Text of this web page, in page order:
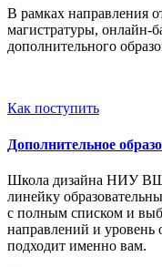
В рамках направления
магистратуры, онлайн-
дополнительного
Как поступить
Дополнительное
Школа дизайна НИУ
линейку
с полным списком и
направлений и уровень
подходит именно вам.